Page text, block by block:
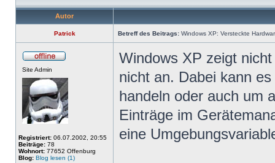
Autor
Patrick Betreff des Beitrags: Windows XP: Versteckte
Site Admin
Registriert: 06.07.2002, 20:55
Beiträge: 78
Wohnort: 77652 Offenburg
Blog: Blog lesen (1)
Windows XP zeigt
nicht an. Dabei kann
handeln oder auch um
Einträge im
eine